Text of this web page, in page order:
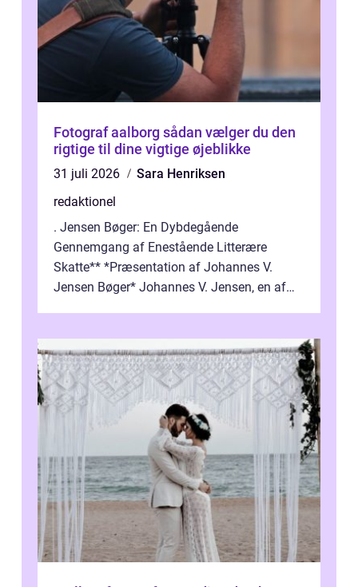
Fotograf aalborg sådan vælger du den
rigtige til dine vigtige øjeblikke
31 juli 2026
Sara Henriksen
redaktionel
. Jensen Bøger: En Dybdegående
Gennemgang af Enestående Litterære
Skatte** *Præsentation af Johannes V.
Jensen Bøger* Johannes V. Jensen, en af